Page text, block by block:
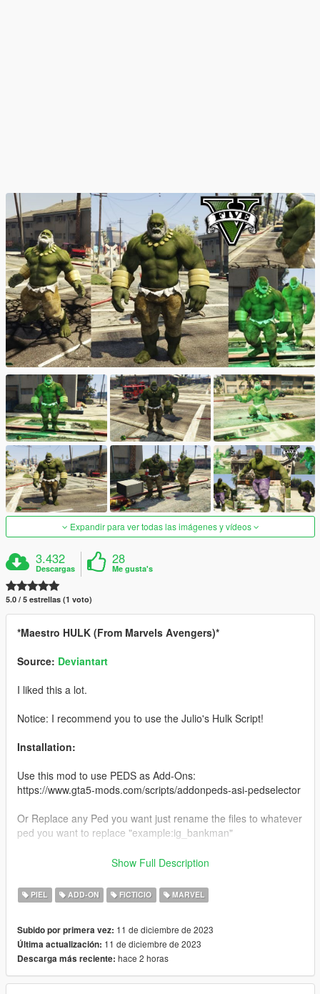
Expandir para ver todas las imágenes y vídeos
3.432
Descargas
28
Me gusta's
5.0 / 5 estrellas (1 voto)
*Maestro HULK (From Marvels Avengers)*
Source: Deviantart
I liked this a lot.
Notice: I recommend you to use the Julio's Hulk Script!
Installation:
Use this mod to use PEDS as Add-Ons:
https://www.gta5-mods.com/scripts/addonpeds-asi-pedselector
Or Replace any Ped you want just rename the files to whatever
ped you want to replace "example:ig_bankman"
Enjoy & stay tuned for more!
Like my FB Page for news, references & etc:
https://www.facebook.com/GTAVTMBModding/
If you want early access to my new mod releases support
me via patreon:
https://www.patreon.com/TheMadBreaker
Show Full Description
PIEL ADD-ON FICTICIO MARVEL
Subido por primera vez: 11 de diciembre de 2023
Última actualización: 11 de diciembre de 2023
Descarga más reciente: hace 2 horas